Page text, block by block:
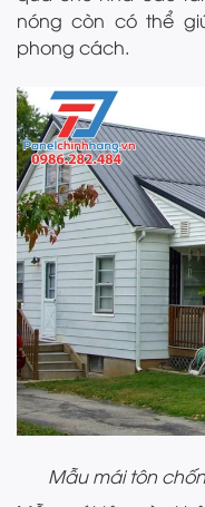
nóng còn có thể
phong cách.
Mẫu mái tôn